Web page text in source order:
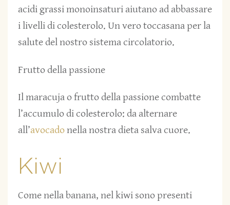
acidi grassi monoinsaturi aiutano ad abbassare
i livelli di colesterolo. Un vero toccasana per la
salute del nostro sistema circolatorio.
Frutto della passione
Il maracuja o frutto della passione combatte
l’accumulo di colesterolo: da alternare
all’avocadonella nostra dieta salva cuore.
Kiwi
Come nella banana, nel kiwi sono presenti